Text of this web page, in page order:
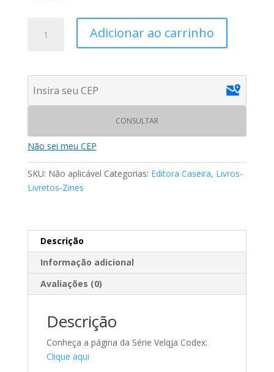
CODEX
-
Vol.
3
Otavia
Cé
quantidade
Adicionar ao carrinho
CONSULTAR
Não sei meu CEP
SKU: Não aplicável Categorias: Editora Caseira, Livros-
Livretos-Zines
Descrição
Informação adicional
Avaliações (0)
Descrição
Conheça a página da Série Velqja Codex:
Clique aqui